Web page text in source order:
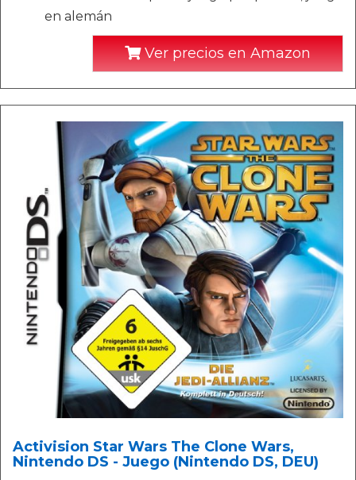
en alemán
Ver precios en Amazon
Activision Star Wars The Clone Wars,
Nintendo DS - Juego (Nintendo DS, DEU)